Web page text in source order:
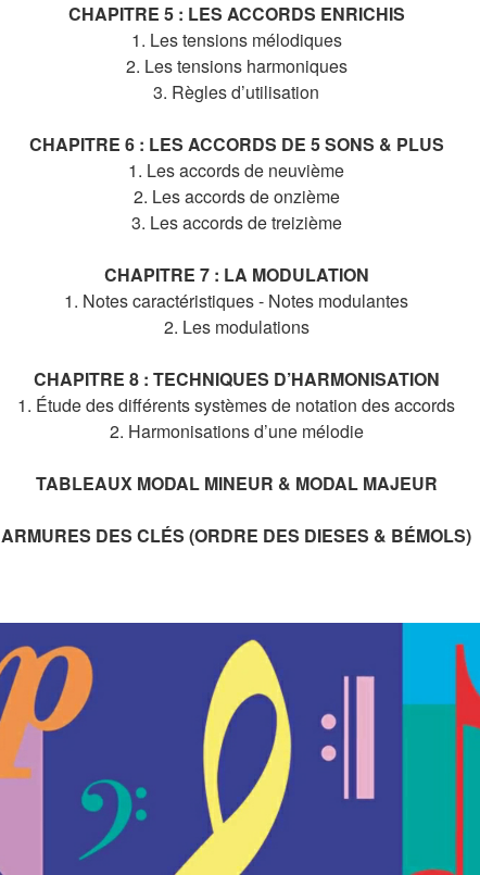
CHAPITRE 5 : LES ACCORDS ENRICHIS
1. Les tensions mélodiques
2. Les tensions harmoniques
3. Règles d’utilisation
CHAPITRE 6 : LES ACCORDS DE 5 SONS & PLUS
1. Les accords de neuvième
2. Les accords de onzième
3. Les accords de treizième
CHAPITRE 7 : LA MODULATION
1. Notes caractéristiques - Notes modulantes
2. Les modulations
CHAPITRE 8 : TECHNIQUES D’HARMONISATION
1. Étude des différents systèmes de notation des accords
2. Harmonisations d’une mélodie
TABLEAUX MODAL MINEUR & MODAL MAJEUR
ARMURES DES CLÉS (ORDRE DES DIESES & BÉMOLS)